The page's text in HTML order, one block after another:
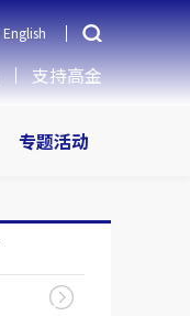
English
支持高金
专题活动